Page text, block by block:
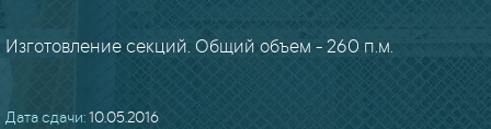
Изготовление секций. Общий объем - 260 п.м.
Дата сдачи:10.05.2016